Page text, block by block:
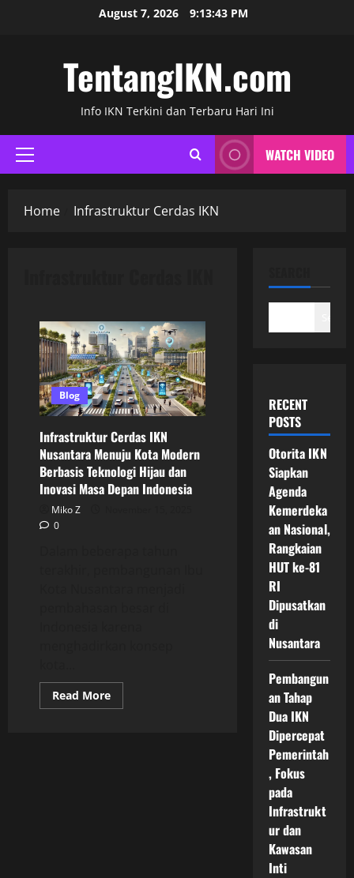
August 7, 2026 9:13:44 PM
TentangIKN.com
Info IKN Terkini dan Terbaru Hari Ini
Primary
Menu
WATCH VIDEO
Home Infrastruktur Cerdas IKN
Blog
Infrastruktur Cerdas IKN
Nusantara Menuju Kota Modern
Berbasis Teknologi Hijau dan
Inovasi Masa Depan Indonesia
Miko Z
0
Read MoreRead
more
RECENT
POSTS
Otorita IKN
Siapkan
Agenda
Kemerdeka
an Nasional,
Rangkaian
HUT ke-81
RI
Dipusatkan
di
Nusantara
Pembangun
an Tahap
Dua IKN
Dipercepat
Pemerintah
, Fokus
pada
Infrastrukt
ur dan
Kawasan
Inti